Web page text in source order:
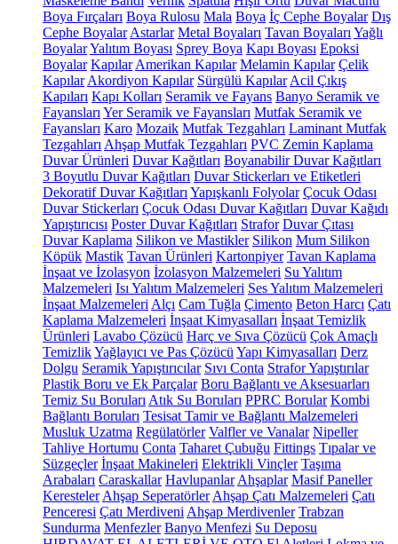
Boya Fırçaları Boya Rulosu Mala Boya İç Cephe Boyalar Dış
Cephe Boyalar Astarlar Metal Boyaları Tavan Boyaları Yağlı
BoyalarYalıtım Boyası Sprey Boya Kapı Boyası Epoksi
Boyalar Kapılar Amerikan Kapılar Melamin Kapılar Çelik
Kapılar Akordiyon Kapılar Sürgülü Kapılar Acil Çıkış
Kapıları Kapı Kolları Seramik ve Fayans Banyo Seramik ve
Fayansları Yer Seramik ve Fayansları Mutfak Seramik ve
Fayansları Karo Mozaik Mutfak Tezgahları Laminant Mutfak
Tezgahları Ahşap Mutfak Tezgahları PVC Zemin Kaplama
Duvar Ürünleri Duvar Kağıtları Boyanabilir Duvar Kağıtları
3 Boyutlu Duvar Kağıtları Duvar Stickerları ve Etiketleri
Dekoratif Duvar Kağıtları Yapışkanlı Folyolar Çocuk Odası
Duvar Stickerları Çocuk Odası Duvar Kağıtları Duvar Kağıdı
Yapıştırıcısı Poster Duvar Kağıtları Strafor Duvar Çıtası
Duvar Kaplama Silikon ve Mastikler Silikon Mum Silikon
Köpük Mastik Tavan Ürünleri Kartonpiyer Tavan Kaplama
İnşaat ve İzolasyon İzolasyon Malzemeleri Su Yalıtım
Malzemeleri Isı Yalıtım Malzemeleri Ses Yalıtım Malzemeleri
İnşaat Malzemeleri Alçı Cam Tuğla Çimento Beton Harcı Çatı
Kaplama Malzemeleri İnşaat Kimyasalları İnşaat Temizlik
Ürünleri Lavabo Çözücü Harç ve Sıva Çözücü Çok Amaçlı
TemizlikYağlayıcı ve Pas Çözücü Yapı Kimyasalları Derz
Dolgu Seramik Yapıştırıcılar Sıvı Conta Strafor Yapıştırılar
Plastik Boru ve Ek Parçalar Boru Bağlantı ve Aksesuarları
Temiz Su Boruları Atık Su Boruları PPRC Borular Kombi
Bağlantı Boruları Tesisat Tamir ve Bağlantı Malzemeleri
Musluk Uzatma Regülatörler Valfler ve Vanalar Nipeller
Tahliye Hortumu Conta Taharet Çubuğu Fittings Tıpalar ve
Süzgeçler İnşaat Makineleri Elektrikli Vinçler Taşıma
Arabaları Caraskallar Havlupanlar Ahşaplar Masif Paneller
Keresteler Ahşap Seperatörler Ahşap Çatı Malzemeleri Çatı
Penceresi Çatı Merdiveni Ahşap Merdivenler Trabzan
Sundurma Menfezler Banyo Menfezi Su Deposu